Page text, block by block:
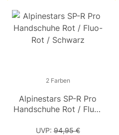
2 Farben
Alpinestars SP-R Pro
Handschuhe Rot / Fluo-
UVP:94,95 €